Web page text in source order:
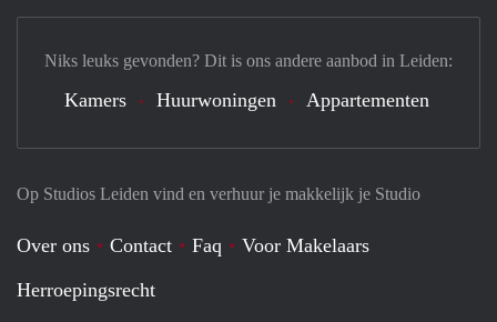
Op Studios Leiden vind en verhuur je makkelijk je Studio
Over ons Contact Faq
Voor Makelaars
Herroepingsrecht
Niks leuks gevonden? Dit is ons andere aanbod in Leiden:
Kamers Huurwoningen Appartementen